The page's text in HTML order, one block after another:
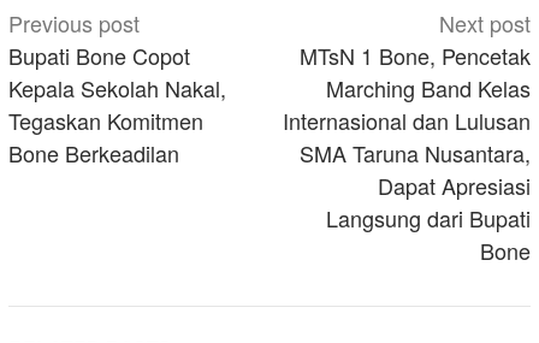
Post
navigation
Previous post
Bupati Bone Copot
Kepala Sekolah Nakal,
Tegaskan Komitmen
Bone Berkeadilan
Next post
MTsN 1 Bone, Pencetak
Marching Band Kelas
Internasional dan Lulusan
SMA Taruna Nusantara,
Dapat Apresiasi
Langsung dari Bupati
Bone